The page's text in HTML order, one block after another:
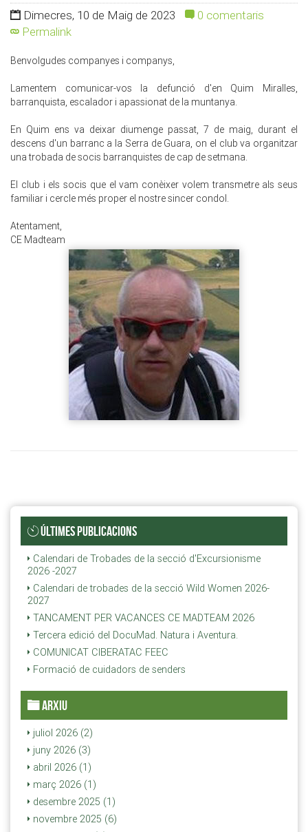
Dimecres, 10 de Maig de 2023
0 comentaris
Permalink
Benvolgudes companyes i companys,
Lamentem comunicar-vos la defunció d'en Quim Miralles,
barranquista, escalador i apassionat de la muntanya.
En Quim ens va deixar diumenge passat, 7 de maig, durant el
descens d'un barranc a la Serra de Guara, on el club va organitzar
una trobada de socis barranquistes de cap de setmana.
El club i els socis que el vam conèixer volem transmetre als seus
familiar i cercle més proper el nostre sincer condol.
Atentament,
CE Madteam
ÚLTIMES PUBLICACIONS
Calendari de Trobades de la secció d'Excursionisme
2026 -2027
Calendari de trobades de la secció Wild Women 2026-
2027
TANCAMENT PER VACANCES CE MADTEAM 2026
Tercera edició del DocuMad. Natura i Aventura.
COMUNICAT CIBERATAC FEEC
Formació de cuidadors de senders
ARXIU
juliol 2026 (2)
juny 2026 (3)
abril 2026 (1)
març 2026 (1)
desembre 2025 (1)
novembre 2025 (6)